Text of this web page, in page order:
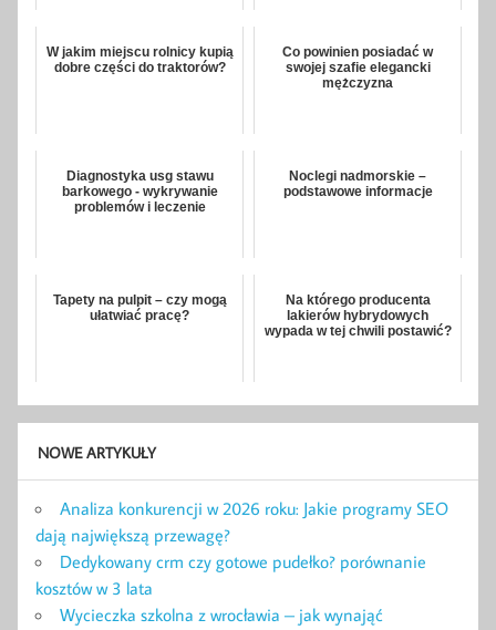
W jakim miejscu rolnicy kupią
dobre części do traktorów?
Co powinien posiadać w
swojej szafie elegancki
mężczyzna
Diagnostyka usg stawu
barkowego - wykrywanie
problemów i leczenie
Noclegi nadmorskie –
podstawowe informacje
Tapety na pulpit – czy mogą
ułatwiać pracę?
Na którego producenta
lakierów hybrydowych
wypada w tej chwili postawić?
NOWE ARTYKUŁY
Analiza konkurencji w 2026 roku: Jakie programy SEO
dają największą przewagę?
Dedykowany crm czy gotowe pudełko? porównanie
kosztów w 3 lata
Wycieczka szkolna z wrocławia – jak wynająć